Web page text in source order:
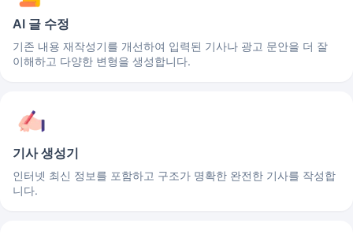
AI 글 수정
기존 내용 재작성기를 개선하여 입력된 기사나 광고 문안을 더 잘
이해하고 다양한 변형을 생성합니다.
기사 생성기
인터넷 최신 정보를 포함하고 구조가 명확한 완전한 기사를 작성합
니다.